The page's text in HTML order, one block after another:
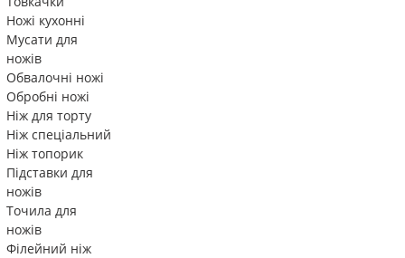
Ножі кухонні
Мусати для
ножів
Обвалочні ножі
Обробні ножі
Ніж для торту
Ніж спеціальний
Ніж топорик
Підставки для
ножів
Точила для
ножів
Філейний ніж